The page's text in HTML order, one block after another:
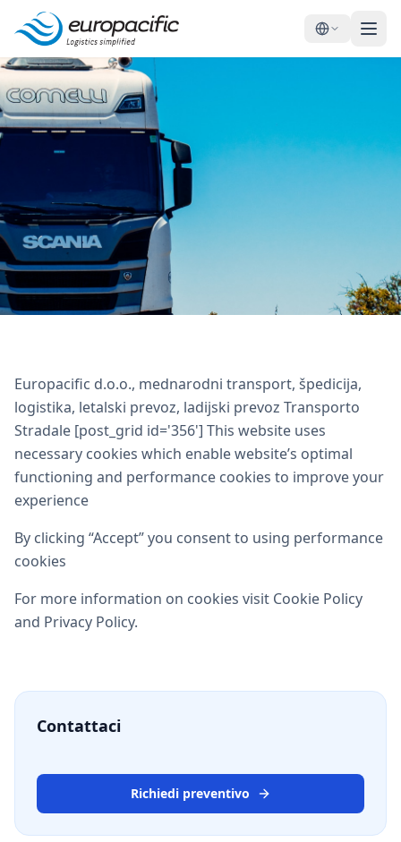
logistica
Europacific d.o.o., mednarodni transport, špedicija,
logistika, letalski prevoz, ladijski prevoz Transporto
Stradale [post_grid id='356'] This website uses
necessary cookies which enable website’s optimal
functioning and performance cookies to improve your
experience
By clicking “Accept” you consent to using performance
cookies
For more information on cookies visit Cookie Policy
and Privacy Policy.
Contattaci
Richiedi preventivo